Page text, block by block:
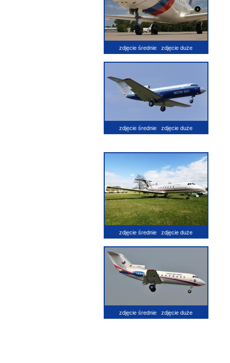
zdjęcie średnie zdjęcie duże
zdjęcie średnie zdjęcie duże
zdjęcie średnie zdjęcie duże
zdjęcie średnie zdjęcie duże